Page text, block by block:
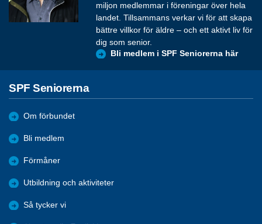
miljon medlemmar i föreningar över hela
landet. Tillsammans verkar vi för att skapa
bättre villkor för äldre – och ett aktivt liv för
dig som senior.
Bli medlem i SPF Seniorerna här
SPF Seniorerna
Om förbundet
Bli medlem
Förmåner
Utbildning och aktiviteter
Så tycker vi